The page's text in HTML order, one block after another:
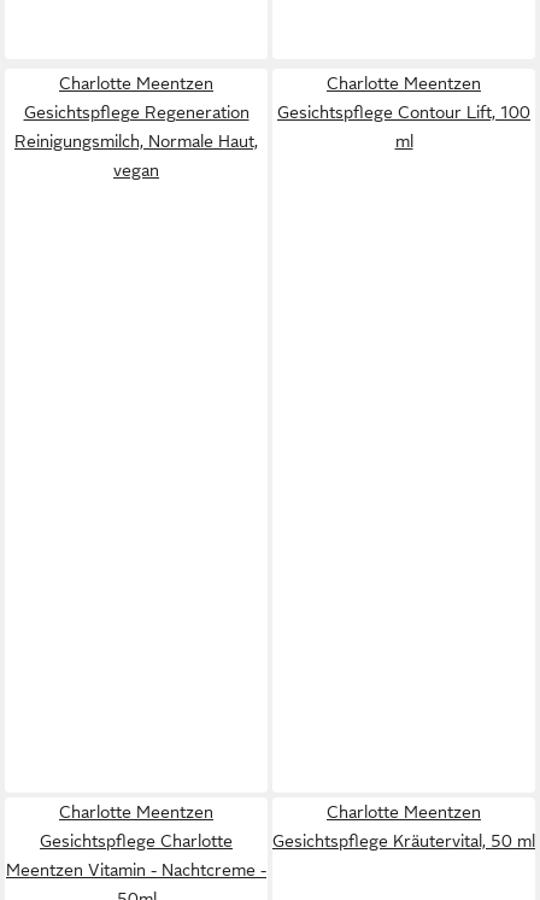
Charlotte Meentzen
Gesichtspflege Regeneration
Reinigungsmilch, Normale Haut,
vegan
Charlotte Meentzen
Gesichtspflege Contour Lift, 100
ml
Charlotte Meentzen
Gesichtspflege Charlotte
Meentzen Vitamin - Nachtcreme -
Charlotte Meentzen
Gesichtspflege Kräutervital, 50 ml